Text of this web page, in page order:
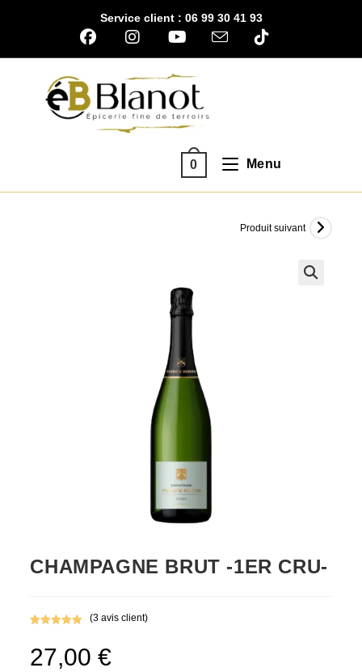
Service client : 06 99 30 41 93
0 Menu
Produit suivant
CHAMPAGNE BRUT -1ER CRU-
sur 5
basé sur
(3 avis client)
27,00€